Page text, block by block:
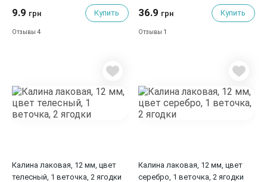
9.9 грн Купить
Отзывы 4
36.9 грн Купить
Отзывы 1
Калина лаковая, 12 мм, цвет
телесный, 1 веточка, 2 ягодки
Калина лаковая, 12 мм, цвет
серебро, 1 веточка, 2 ягодки